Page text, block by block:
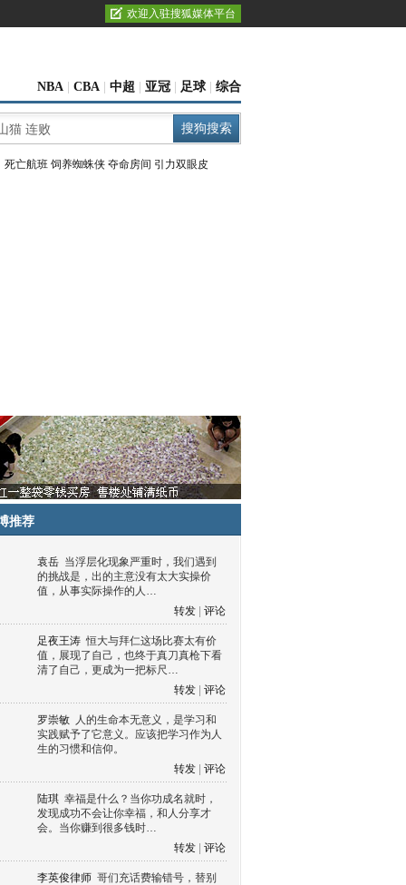
欢迎入驻搜狐媒体平台
NBA CBA 中超 亚冠 足球 综合
死亡航班 饲养蜘蛛侠 夺命房间 引力双眼皮
推荐
袁岳 当浮层化现象严重时，我们遇到
的挑战是，出的主意没有太大实操价
值，从事实际操作的人…
转发
评论
足夜王涛 恒大与拜仁这场比赛太有价
值，展现了自己，也终于真刀真枪下看
清了自己，更成为一把标尺…
转发
评论
罗崇敏 人的生命本无意义，是学习和
实践赋予了它意义。应该把学习作为人
生的习惯和信仰。
转发
评论
陆琪 幸福是什么？当你功成名就时，
发现成功不会让你幸福，和人分享才
会。当你赚到很多钱时…
转发
评论
李英俊律师 哥们充话费输错号，替别